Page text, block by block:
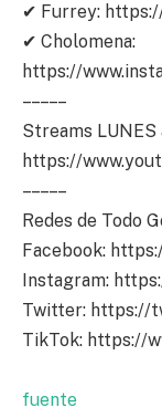
✔ Furrey:
✔ Cholomena:
https://
– – – – –
Streams LUNES
https://
– – – – –
Redes de Todo
Facebook:
Instagram:
Twitter: https://
TikTok: https://
fuente